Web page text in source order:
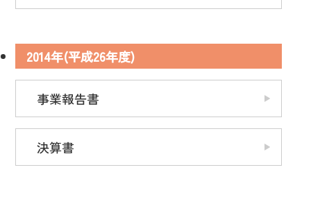
2014年(平成26年度)
事業報告書
決算書